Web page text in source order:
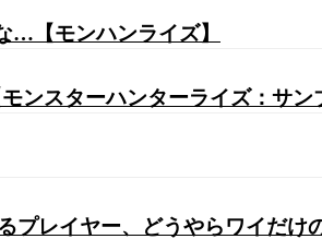
…【モンハンライズ】
ンスターハンターライズ：サン
プレイヤー、どうやらワイだけ